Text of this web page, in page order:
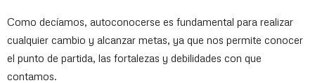
Como decíamos, autoconocerse es fundamental para realizar
cualquier cambio y alcanzar metas, ya que nos permite conocer
el punto de partida, las fortalezas y debilidades con que
contamos.